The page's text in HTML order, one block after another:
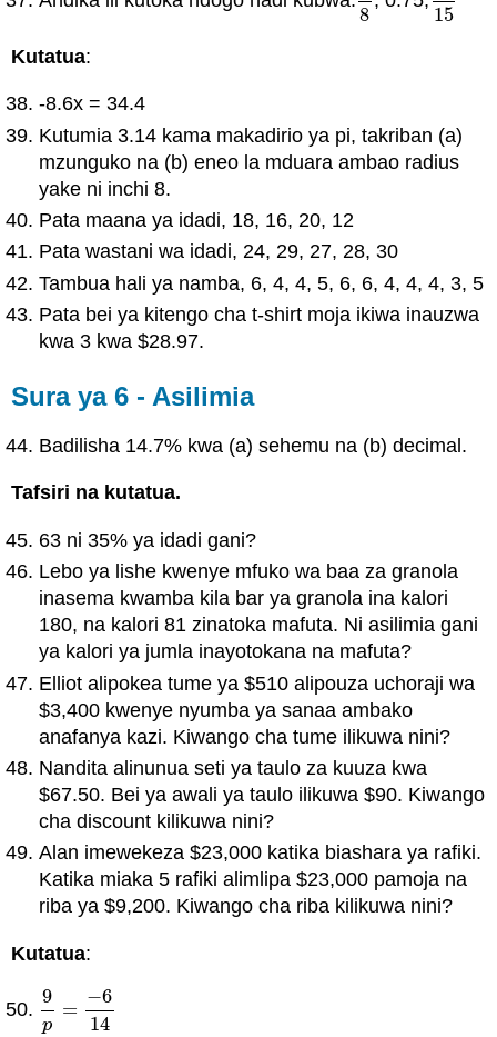
8 15
Kutatua:
-8.6x = 34.4
Kutumia 3.14 kama makadirio ya pi, takriban (a)
mzunguko na (b) eneo la mduara ambao radius
yake ni inchi 8.
Pata maana ya idadi, 18, 16, 20, 12
Pata wastani wa idadi, 24, 29, 27, 28, 30
Tambua hali ya namba, 6, 4, 4, 5, 6, 6, 4, 4, 4, 3, 5
Pata bei ya kitengo cha t-shirt moja ikiwa inauzwa
kwa 3 kwa $28.97.
Sura ya 6 - Asilimia
Badilisha 14.7% kwa (a) sehemu na (b) decimal.
Tafsiri na kutatua.
63 ni 35% ya idadi gani?
Lebo ya lishe kwenye mfuko wa baa za granola
inasema kwamba kila bar ya granola ina kalori
180, na kalori 81 zinatoka mafuta. Ni asilimia gani
ya kalori ya jumla inayotokana na mafuta?
Elliot alipokea tume ya $510 alipouza uchoraji wa
$3,400 kwenye nyumba ya sanaa ambako
anafanya kazi. Kiwango cha tume ilikuwa nini?
Nandita alinunua seti ya taulo za kuuza kwa
$67.50. Bei ya awali ya taulo ilikuwa $90. Kiwango
cha discount kilikuwa nini?
Alan imewekeza $23,000 katika biashara ya rafiki.
Katika miaka 5 rafiki alimlipa $23,000 pamoja na
riba ya $9,200. Kiwango cha riba kilikuwa nini?
Kutatua:
9
p
=
−6
14
9p =−614